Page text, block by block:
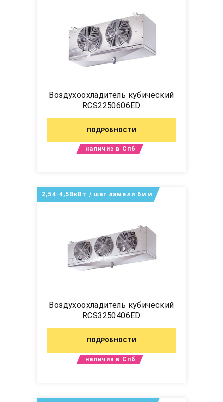
Воздухоохладитель кубический
RCS2250606ED
ПОДРОБНОСТИ
наличие в Спб
Воздухоохладитель кубический
RCS3250406ED
ПОДРОБНОСТИ
2,54-4,58кВт / шаг ламели 6мм
наличие в Спб